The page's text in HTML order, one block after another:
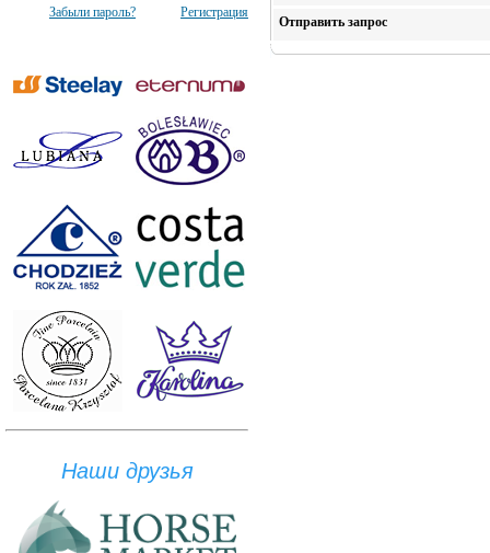
Забыли пароль? Регистрация
Наши друзья
Отправить запрос